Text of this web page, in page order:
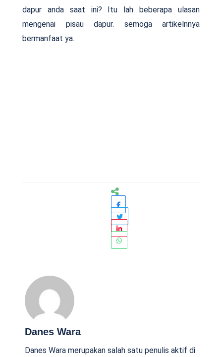
dapur anda saat ini? Itu lah beberapa ulasan
mengenai pisau dapur. semoga artikelnnya
bermanfaat ya.
Danes Wara
Danes Wara merupakan salah satu penulis aktif di